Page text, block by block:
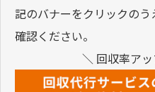
記のバナーをクリックの
確認ください。
＼ 回収率ア